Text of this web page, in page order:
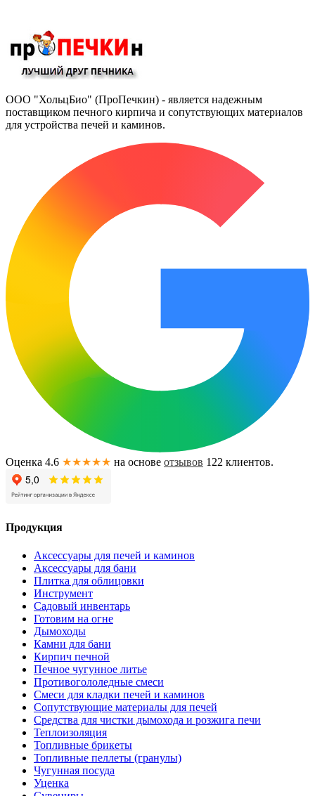
ООО "ХольцБио" (ПроПечкин) - является надежным
поставщиком печного кирпича и сопутствующих материалов
для устройства печей и каминов.
Оценка 4.6 ★★★★★ на основе отзывов 122 клиентов.
Продукция
Аксессуары для печей и каминов
Аксессуары для бани
Плитка для облицовки
Инструмент
Садовый инвентарь
Готовим на огне
Дымоходы
Камни для бани
Кирпич печной
Печное чугунное литье
Противогололедные смеси
Смеси для кладки печей и каминов
Сопутствующие материалы для печей
Средства для чистки дымохода и розжига печи
Теплоизоляция
Топливные брикеты
Топливные пеллеты (гранулы)
Чугунная посуда
Уценка